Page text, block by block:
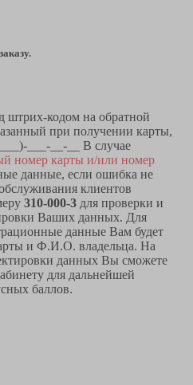
штрих-кодом на обратной
при получении карты,
___-__-__ В случае
номер карты и/или номер
данные, если ошибка не
клиентов
310-000-3 для проверки и
Ваших данных. Для
данные Вам будет
и Ф.И.О. владельца. На
данных Вы сможете
для дальнейшей
баллов.